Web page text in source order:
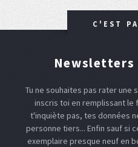
C'EST
Newsletters
Tu ne souhaites pas rater
inscris toi en remplissant le
t'inquiète pas, tes données
personne tiers... Enfin sauf si
exemplaire presque neuf en